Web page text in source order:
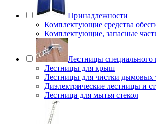
Принадлежности
Комплектующие средства
Комплектующие, запасные
Лестницы специального
Лестницы для крыш
Лестницы для чистки дымовых
Диэлектрические лестницы и
Лестница для мытья стекол